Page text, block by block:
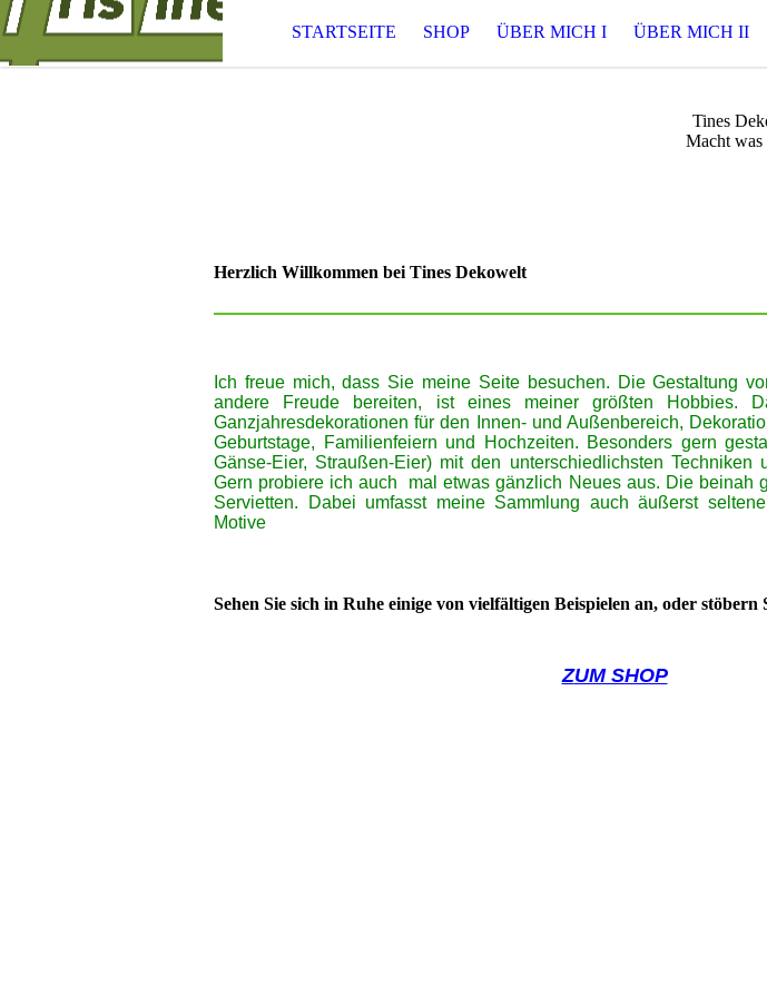
STARTSEITE SHOP ÜBER MICH I ÜBER MICH II
Tines
Macht was
Herzlich Willkommen bei Tines Dekowelt
Ich freue mich, dass Sie meine Seite besuchen. Die Gestaltung
andere Freude bereiten, ist eines meinergrößten Hobbies.
Ganzjahresdekorationen für den Innen- und Außenbereich, De
Geburtstage, Familienfeiern und Hochzeiten. Besonders gern
Gänse-Eier, Straußen-Eier) mit den unterschiedlichsten Techniken
Gern probiere ich auch mal etwas gänzlich Neues aus. Die beinah
Servietten. Dabei umfasst meine Sammlung auch äußerst
Motive
Sehen Sie sich in Ruhe einige von vielfältigen Beispielen an, oder stöbern
ZUM SHOP